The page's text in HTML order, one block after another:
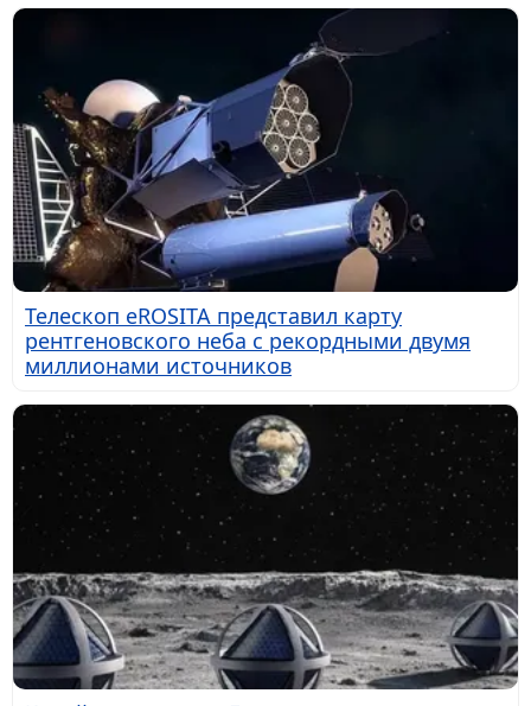
Телескоп eROSITA представил карту
рентгеновского неба с рекордными двумя
миллионами источников